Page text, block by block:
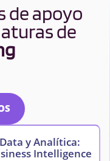
de apoyo
de
Data y Analítica:
Intelligence